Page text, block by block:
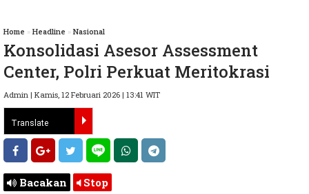
Home » Headline » Nasional
Konsolidasi Asesor Assessment
Center, Polri Perkuat Meritokrasi
Admin | Kamis, 12 Februari 2026 | 13:41 WIT
Bacakan Stop